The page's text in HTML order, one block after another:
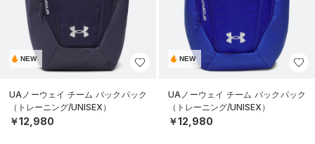
NEW
UAノーウェイ チーム バックパック
（トレーニング/UNISEX）
￥12,980
NEW
UAノーウェイ チーム バックパック
（トレーニング/UNISEX）
￥12,980